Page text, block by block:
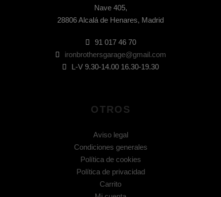
Nave 405,
28806 Alcalá de Henares, Madrid
91 017 46 70
ironbrothersgarage@gmail.com
L-V 9.30-14.00 16.30-19.30
OTROS
Aviso legal
Condiciones generales
Política de cookies
Política de privacidad
Carrito